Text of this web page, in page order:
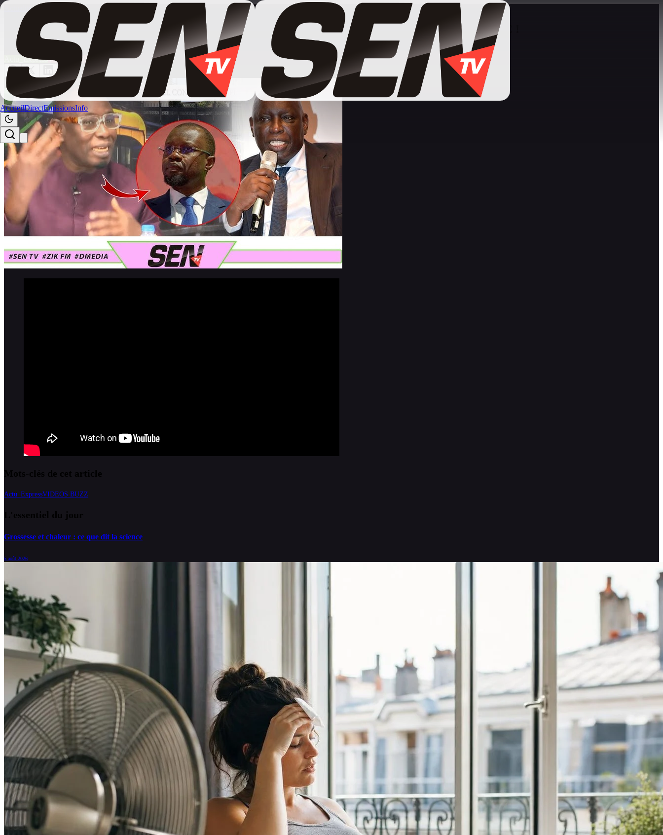
AccueilDirectEmissionsInfo
Actualités/
Révélations de Madiambal : La question choc de Fall Ndiaga sur le face-à-face secret Sonko/juge CC !
9 juin 2026
Actu_ExpressVIDEOS BUZZ
Mots-clés de cet article
Actu_ExpressVIDEOS BUZZ
L'essentiel du jour
Grossesse et chaleur : ce que dit la science
5 août 2026